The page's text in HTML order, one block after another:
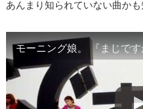
あんまり知られていない曲かも
モーニング娘。 『まじで